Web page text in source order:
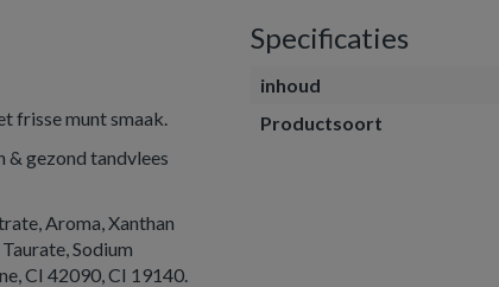
frisse munt smaak.
& gezond tandvlees
Aroma, Xanthan
Sodium
CI 42090, CI 19140.
Specificaties
inhoud
Productsoort